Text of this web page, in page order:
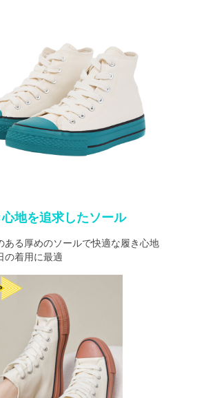
地を追求したソール
ある厚めのソールで快適な履き心地
の着用に最適